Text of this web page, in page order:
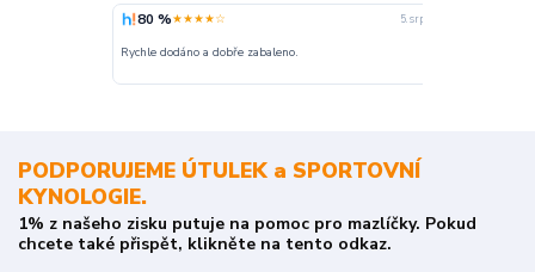
80 %★★★★☆ 5. srpna
Rychle dodáno a dobře zabaleno.
PODPORUJEME ÚTULEK a SPORTOVNÍ
KYNOLOGIE.
1% z našeho zisku putuje na pomoc pro mazlíčky. Pokud
chcete také přispět, klikněte na tento odkaz.